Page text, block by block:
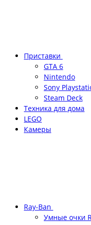
Приставки
GTA 6
Nintendo
Sony
Steam Deck
Техника для дома
LEGO
Камеры
Ray-Ban
Умные очки